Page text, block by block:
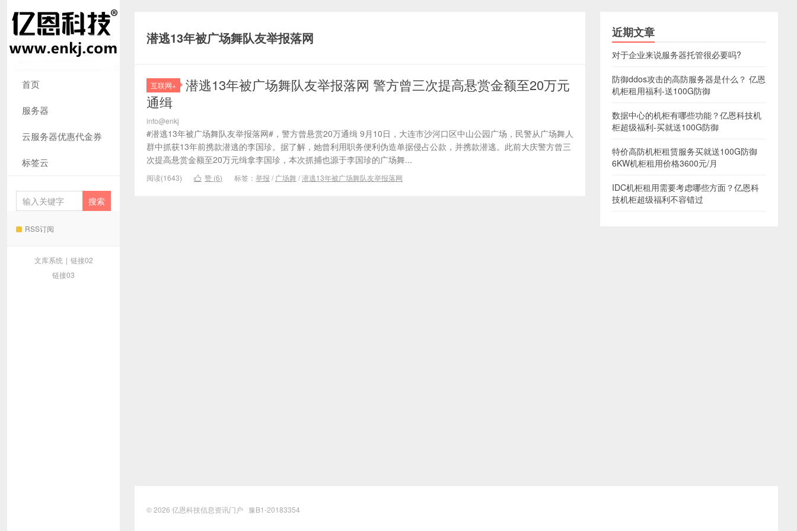
首页
服务器
云服务器优惠代金券
标签云
RSS订阅
文库系统 | 链接02
链接03
潜逃13年被广场舞队友举报落网
互联网+
潜逃13年被广场舞队友举报落网 警方曾三次提高悬赏金额至20万元
通缉
info@enkj
#潜逃13年被广场舞队友举报落网#，警方曾悬赏20万通缉 9月10日，大连市沙河口区中山公园广场，民警从广场舞人
群中抓获13年前携款潜逃的李国珍。据了解，她曾利用职务便利伪造单据侵占公款，并携款潜逃。此前大庆警方曾三
次提高悬赏金额至20万元缉拿李国珍，本次抓捕也源于李国珍的广场舞...
阅读(1643)  赞 (6) 标签： 举报 / 广场舞 /潜逃13年被广场舞队友举报落网
近期文章
对于企业来说服务器托管很必要吗?
防御ddos攻击的高防服务器是什么？ 亿恩
机柜租用福利-送100G防御
数据中心的机柜有哪些功能？亿恩科技机
柜超级福利-买就送100G防御
特价高防机柜租赁服务买就送100G防御
6KW机柜租用价格3600元/月
IDC机柜租用需要考虑哪些方面？亿恩科
技机柜超级福利不容错过
© 2026 亿恩科技信息资讯门户 豫B1-20183354